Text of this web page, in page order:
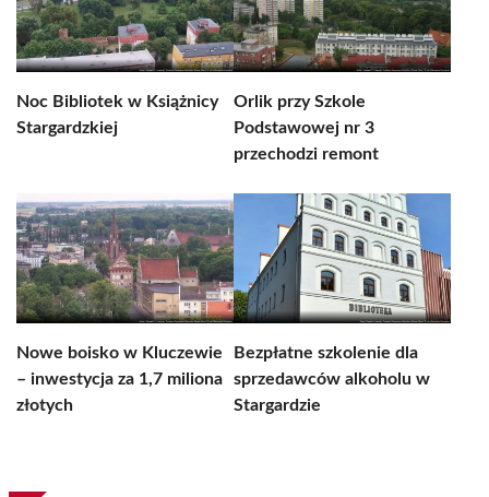
Noc Bibliotek w Książnicy
Stargardzkiej
Orlik przy Szkole
Podstawowej nr 3
przechodzi remont
Nowe boisko w Kluczewie
– inwestycja za 1,7 miliona
złotych
Bezpłatne szkolenie dla
sprzedawców alkoholu w
Stargardzie